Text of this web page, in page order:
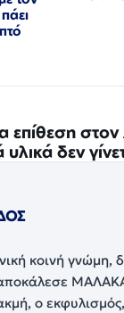
επίθεση
δεν
κοινή γνώμη,
ο